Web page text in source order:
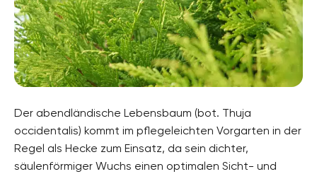
Der abendländische Lebensbaum (bot. Thuja
occidentalis) kommt im pflegeleichten Vorgarten in der
Regel als Hecke zum Einsatz, da sein dichter,
säulenförmiger Wuchs einen optimalen Sicht- und